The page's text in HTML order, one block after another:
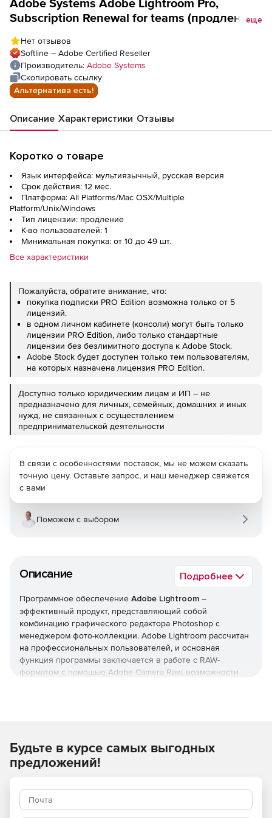
Adobe Systems Adobe Lightroom Pro,
Subscription Renewal for teams (продлениееще
Нет отзывов
Softline – Adobe Certified Reseller
Производитель: Adobe Systems
Скопировать ссылку
Альтернатива есть!
Описание Характеристики Отзывы
Коротко о товаре
Язык интерфейса: мультиязычный, русская версия
Срок действия: 12 мес.
Платформа: All Platforms/Mac OSX/Multiple
Platform/Unix/Windows
Тип лицензии: продление
К-во пользователей: 1
Минимальная покупка: от 10 до 49 шт.
Все характеристики
Пожалуйста, обратите внимание, что:
покупка подписки PRO Edition возможна только от 5
лицензий.
в одном личном кабинете (консоли) могут быть только
лицензии PRO Edition, либо только стандартные
лицензии без безлимитного доступа к Adobe Stock.
Adobe Stock будет доступен только тем пользователям,
на которых назначена лицензия PRO Edition.
Доступно только юридическим лицам и ИП – не
предназначено для личных, семейных, домашних и иных
нужд, не связанных с осуществлением
предпринимательской деятельности
Описание Подробнее
Программное обеспечение Adobe Lightroom –
эффективный продукт, представляющий собой
комбинацию графического редактора Photoshop c
менеджером фото-коллекции. Adobe Lightroom рассчитан
на профессиональных пользователей, и основная
функция программы заключается в работе с RAW-
форматом с помощью Adobe Camera Raw, возможности
изображений.
PRO Edition– это не только ваши любимые программы
стандартных ресурсов с сайта Adobe Stock. Воплощайте
любые идеи в жизнь используя более 200 миллионов
В связи с особенностями поставок, мы не можем сказать
точную цену. Оставьте запрос, и наш менеджер свяжется
с вами
Поможем с выбором
Будьте в курсе самых выгодных
предложений!